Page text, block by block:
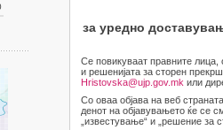
за уредно
Се повикуваат правните лица,
и решенијата за сторен
Hristovska@ujp.gov.mk или
Со оваа објава на веб
денот на објавувањето ќе се
„известување“ и „решение за